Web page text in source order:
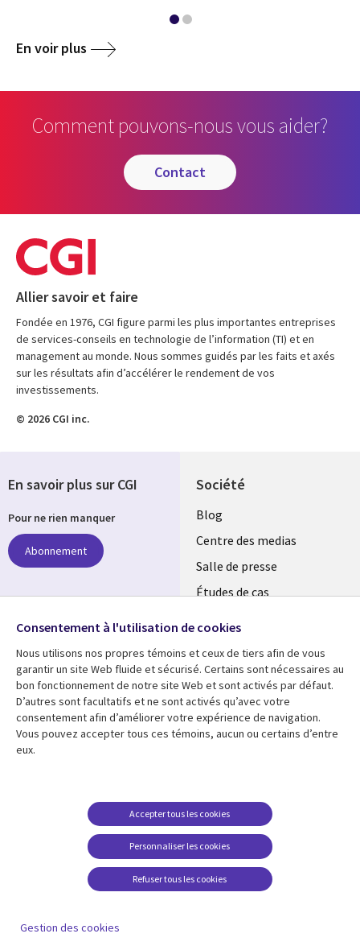
En voir plus
Comment pouvons-nous vous aider?
contact
Allier savoir et faire
Fondée en 1976, CGI figure parmi les plus importantes entreprises
de services-conseils en technologie de l’information (TI) et en
management au monde. Nous sommes guidés par les faits et axés
sur les résultats afin d’accélérer le rendement de vos
investissements.
© 2026 CGI inc.
Société
Useful
links
MAROC
Blog
Centre des medias
Salle de presse
Études de cas
Ressources
Library
Morocco
Articles
Études de cas
Points de vue
Support
Restrictions et
conditions juridiques
Centre de gestion des
témoins
En savoir plus sur CGI
Pour ne rien manquer
Abonnement
Suivez-nous
Social
Media
MAROC
Consentement à l'utilisation de cookies
Nous utilisons nos propres témoins et ceux de tiers afin de vous
garantir un site Web fluide et sécurisé. Certains sont nécessaires au
bon fonctionnement de notre site Web et sont activés par défaut.
D’autres sont facultatifs et ne sont activés qu’avec votre
consentement afin d’améliorer votre expérience de navigation.
Vous pouvez accepter tous ces témoins, aucun ou certains d’entre
eux.
Personnaliser les cookies
Accepter tous les cookies
Refuser tous les cookies
Gestion des cookies